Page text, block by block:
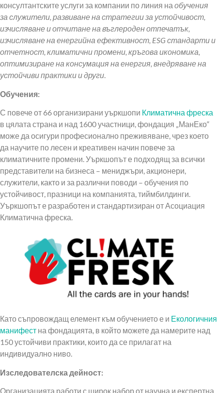
консултантските услуги за компании по линия на обучения
за служители, развиване на стратегии за устойчивост,
изчисляване и отчитане на въглероден отпечатък,
изчисляване на енергийна ефективност, ESGстандарти и
отчетност, климатични промени, кръгова икономика,
оптимизиране на консумация на енергия, внедряване на
устойчиви практики и други.
Обучения:
С повече от 66 организирани уъркшопи Климатична фреска
в цялата страна и над 1600 участници, фондация „МанЕко“
може да осигури професионално преживяване, чрез което
да научите по лесен и креативен начин повече за
климатичните промени. Уъркшопът е подходящ за всички
представители на бизнеса – мениджъри, акционери,
служители, както и за различни поводи – обучения по
устойчивост, празници на компанията, тиймбилдинги.
Уъркшопът е разработен и стандартизиран от Асоциация
Климатична фреска.
Като съпровождащ елемент към обучението е и Екологичния
манифест на фондацията, в който можете да намерите над
150 устойчиви практики, които да се прилагат на
индивидуално ниво.
Изследователска дейност:
Организацията работи с широк набор от научна и експертна